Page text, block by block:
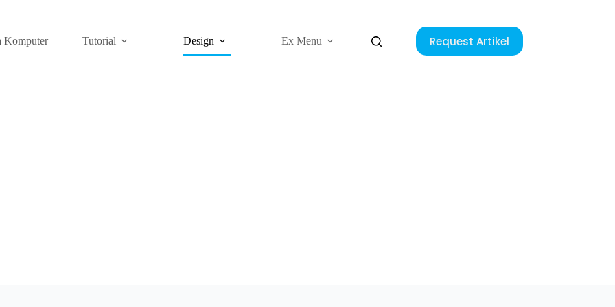
Komputer Tutorial Design Ex Menu Request Artikel